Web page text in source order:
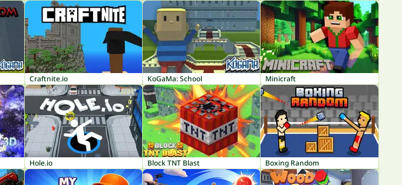
Craftnite.io KoGaMa: School Minicraft
Hole.io Block TNT Blast Boxing Random